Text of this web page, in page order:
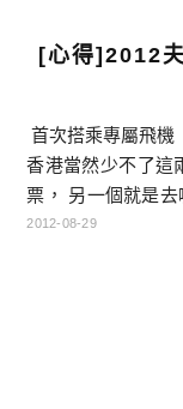
[心得]2012
首次搭乘專屬飛
香港當然少不了這
票， 另一個就是
也使用了TS公司
2012-08-29